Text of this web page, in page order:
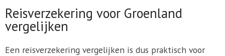
Reisverzekering voor Groenland
vergelijken
Een reisverzekering vergelijken is dus praktisch voor